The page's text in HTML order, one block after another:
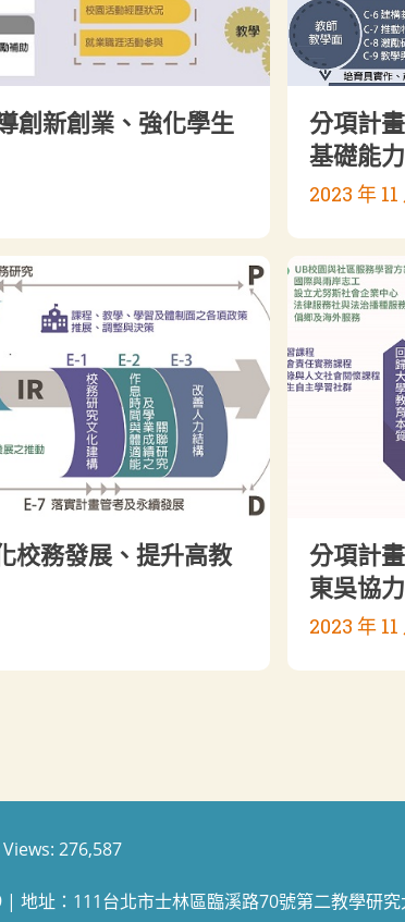
創新創業、強化學生
分項計
基礎能力
2023 年 11
校務發展、提升高教
分項計
東吳協力
2023 年 11
276,587
地址：111台北市士林區臨溪路70號第二教學研